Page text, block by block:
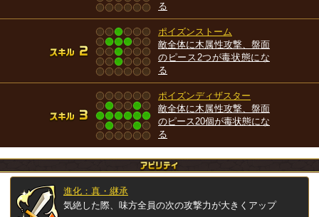
る
ポイズンストーム
敵全体に木属性攻撃、盤面
のピース2つが毒状態にな
る
ポイズンディザスター
敵全体に木属性攻撃、盤面
のピース20個が毒状態にな
る
進化：真・継承
気絶した際、味方全員の次の攻撃力が大きくアップ